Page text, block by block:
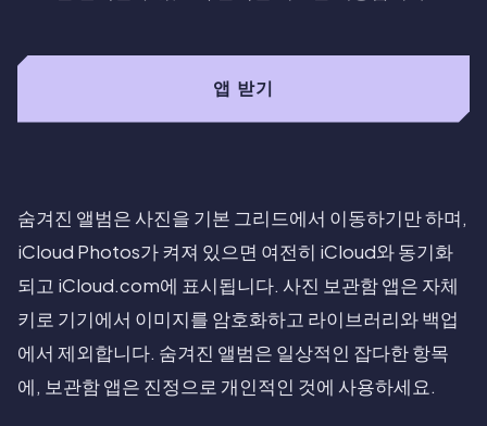
앱 받기
숨겨진 앨범은 사진을 기본 그리드에서 이동하기만 하며,
iCloud Photos가 켜져 있으면 여전히 iCloud와 동기화
되고 iCloud.com에 표시됩니다. 사진 보관함 앱은 자체
키로 기기에서 이미지를 암호화하고 라이브러리와 백업
에서 제외합니다. 숨겨진 앨범은 일상적인 잡다한 항목
에, 보관함 앱은 진정으로 개인적인 것에 사용하세요.